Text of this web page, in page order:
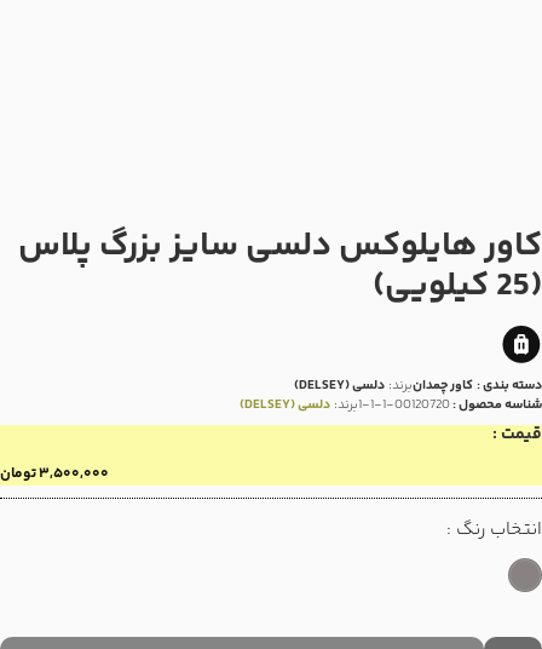
کاور هایلوکس دلسی سایز بزرگ پلاس
(25 کیلویی)
دسته بندی :کاور چمدانبرند: دلسی (DELSEY)
شناسه محصول :00120720-1-1-1 برند: دلسی (DELSEY)
قیمت :
۳,۵۰۰,۰۰۰تومان
انتخاب رنگ :